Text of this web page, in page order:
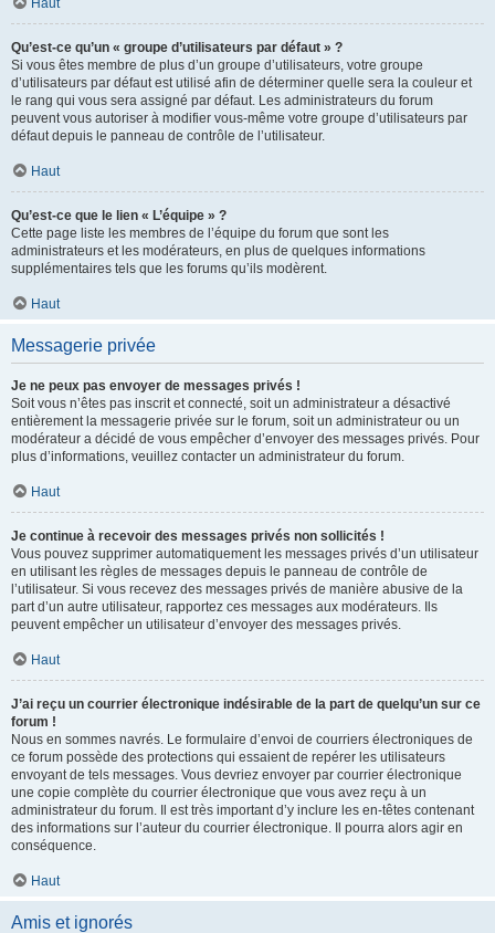
Haut
Qu’est-ce qu’un « groupe d’utilisateurs par défaut » ?
Si vous êtes membre de plus d’un groupe d’utilisateurs, votre groupe
d’utilisateurs par défaut est utilisé afin de déterminer quelle sera la couleur et
le rang qui vous sera assigné par défaut. Les administrateurs du forum
peuvent vous autoriser à modifier vous-même votre groupe d’utilisateurs par
défaut depuis le panneau de contrôle de l’utilisateur.
Haut
Qu’est-ce que le lien « L’équipe » ?
Cette page liste les membres de l’équipe du forum que sont les
administrateurs et les modérateurs, en plus de quelques informations
supplémentaires tels que les forums qu’ils modèrent.
Haut
Messagerie privée
Je ne peux pas envoyer de messages privés !
Soit vous n’êtes pas inscrit et connecté, soit un administrateur a désactivé
entièrement la messagerie privée sur le forum, soit un administrateur ou un
modérateur a décidé de vous empêcher d’envoyer des messages privés. Pour
plus d’informations, veuillez contacter un administrateur du forum.
Haut
Je continue à recevoir des messages privés non sollicités !
Vous pouvez supprimer automatiquement les messages privés d’un utilisateur
en utilisant les règles de messages depuis le panneau de contrôle de
l’utilisateur. Si vous recevez des messages privés de manière abusive de la
part d’un autre utilisateur, rapportez ces messages aux modérateurs. Ils
peuvent empêcher un utilisateur d’envoyer des messages privés.
Haut
J’ai reçu un courrier électronique indésirable de la part de quelqu’un sur ce
forum !
Nous en sommes navrés. Le formulaire d’envoi de courriers électroniques de
ce forum possède des protections qui essaient de repérer les utilisateurs
envoyant de tels messages. Vous devriez envoyer par courrier électronique
une copie complète du courrier électronique que vous avez reçu à un
administrateur du forum. Il est très important d’y inclure les en-têtes contenant
des informations sur l’auteur du courrier électronique. Il pourra alors agir en
conséquence.
Haut
Amis et ignorés